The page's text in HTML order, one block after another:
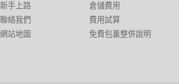
新手上路
聯絡我們
網站地圖
倉儲費用
費用試算
免費包裏整併說明